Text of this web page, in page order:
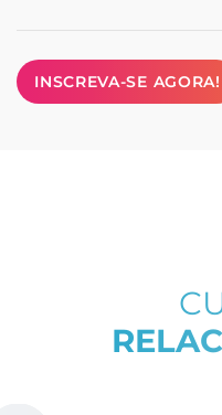
INSCREVA-SE AGORA!